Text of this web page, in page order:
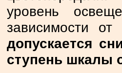
уровень
зависимости
допускается
ступень шкалы